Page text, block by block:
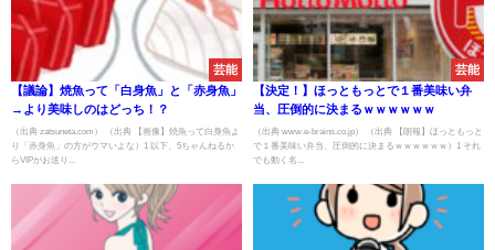
芸能
【議論】焼魚って「白身魚」と「赤身魚」
→より美味しのはどっち！？
（出典 zatsuneta.com） （出典 【画像】焼魚って白身魚よ
り「赤身魚」の方がウマいよな）1 以下、5ちゃんねるか
らVIPがお送り...
芸能
【決定！】ほっともっとで１番美味い弁
当、圧倒的に決まるｗｗｗｗｗｗ
（出典 www.e-brains.co.jp） （出典 【朗報】ほっともっと
で１番美味い弁当、圧倒的に決まるｗｗｗｗｗｗ）1 それ
でも動く名...